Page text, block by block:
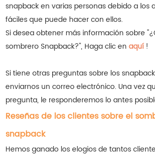
snapback en varias personas debido a los
fáciles que puede hacer con ellos.
Si desea obtener más información sobre
sombrero Snapback?", Haga clic enaquí !
Si tiene otras preguntas sobre los
enviarnos un correo electrónico. Una vez
pregunta, le responderemos lo antes
Reseñas de los clientes sobre el
snapback
Hemos ganado los elogios de tantos